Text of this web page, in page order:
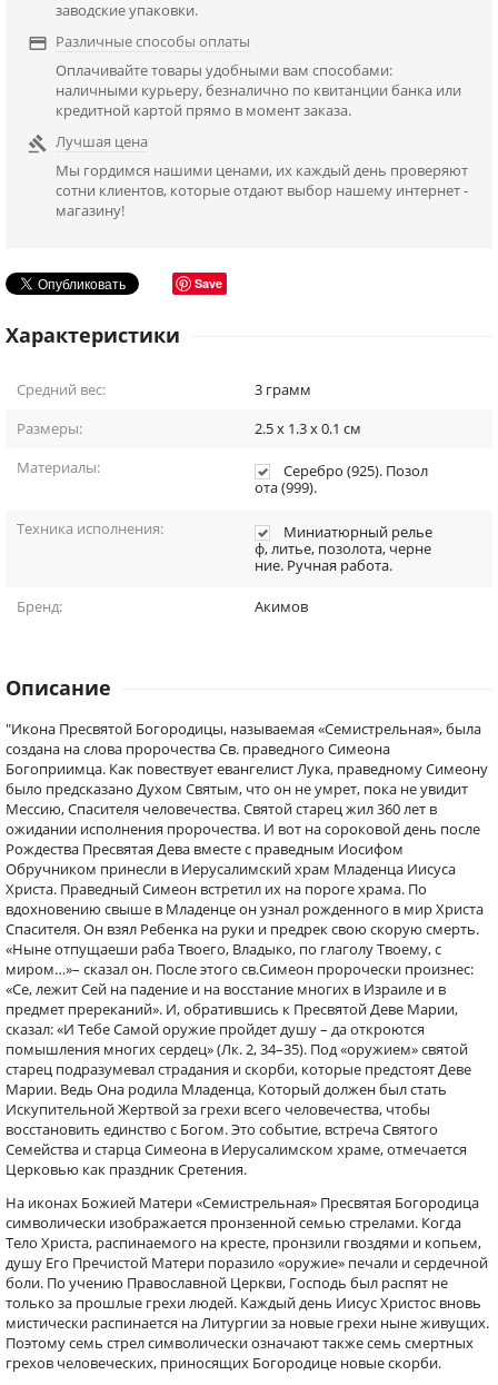
заводские упаковки.
 Различные способы оплаты
Оплачивайте товары удобными вам способами:
наличными курьеру, безналично по квитанции банка или
кредитной картой прямо в момент заказа.
 Лучшая цена
Мы гордимся нашими ценами, их каждый день проверяют
сотни клиентов, которые отдают выбор нашему интернет -
магазину!
Save
Характеристики
Средний вес: 3 грамм
Размеры:
2.5 x 1.3 x 0.1 см
Материалы:
Серебро (925). Позол
ота (999).
Техника исполнения:
Миниатюрный релье
ф, литье, позолота, черне
ние. Ручная работа.
Бренд: Акимов
Описание
"Икона Пресвятой Богородицы, называемая «Семистрельная», была
создана на слова пророчества Св. праведного Симеона
Богоприимца. Как повествует евангелист Лука, праведному Симеону
было предсказано Духом Святым, что он не умрет, пока не увидит
Мессию, Спасителя человечества. Святой старец жил 360 лет в
ожидании исполнения пророчества. И вот на сороковой день после
Рождества Пресвятая Дева вместе с праведным Иосифом
Обручником принесли в Иерусалимский храм Младенца Иисуса
Христа. Праведный Симеон встретил их на пороге храма. По
вдохновению свыше в Младенце он узнал рожденного в мир Христа
Спасителя. Он взял Ребенка на руки и предрек свою скорую смерть.
«Ныне отпущаеши раба Твоего, Владыко, по глаголу Твоему, с
миром…»– сказал он. После этого св.Симеон пророчески произнес:
«Се, лежит Сей на падение и на восстание многих в Израиле и в
предмет пререканий». И, обратившись к Пресвятой Деве Марии,
сказал: «И Тебе Самой оружие пройдет душу – да откроются
помышления многих сердец» (Лк. 2, 34–35). Под «оружием» святой
старец подразумевал страдания и скорби, которые предстоят Деве
Марии. Ведь Она родила Младенца, Который должен был стать
Искупительной Жертвой за грехи всего человечества, чтобы
восстановить единство с Богом. Это событие, встреча Святого
Семейства и старца Симеона в Иерусалимском храме, отмечается
Церковью как праздник Сретения.
На иконах Божией Матери «Семистрельная» Пресвятая Богородица
символически изображается пронзенной семью стрелами. Когда
Тело Христа, распинаемого на кресте, пронзили гвоздями и копьем,
душу Его Пречистой Матери поразило «оружие» печали и сердечной
боли. По учению Православной Церкви, Господь был распят не
только за прошлые грехи людей. Каждый день Иисус Христос вновь
мистически распинается на Литургии за новые грехи ныне живущих.
Поэтому семь стрел символически означают также семь смертных
грехов человеческих, приносящих Богородице новые скорби.